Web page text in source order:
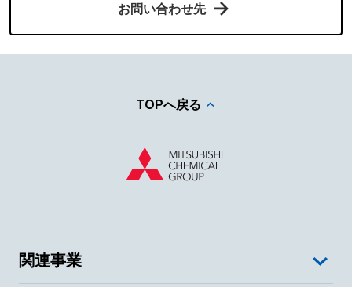
お問い合わせ先
TOPへ戻る
関連事業